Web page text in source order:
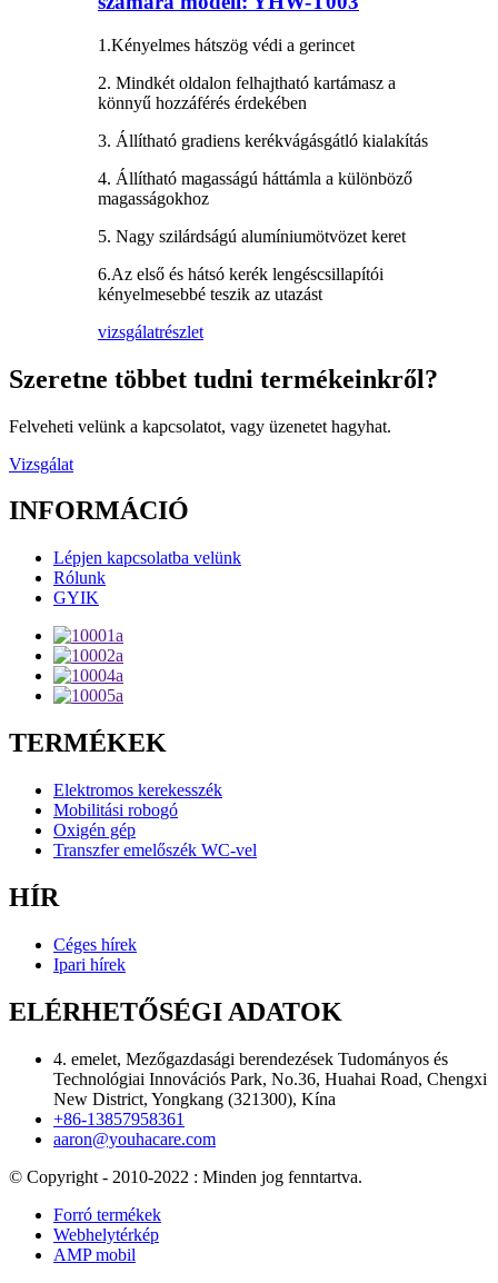
1.Kényelmes hátszög védi a gerincet
2. Mindkét oldalon felhajtható kartámasz a
könnyű hozzáférés érdekében
3. Állítható gradiens kerékvágásgátló kialakítás
4. Állítható magasságú háttámla a különböző
magasságokhoz
5. Nagy szilárdságú alumíniumötvözet keret
6.Az első és hátsó kerék lengéscsillapítói
kényelmesebbé teszik az utazást
vizsgálatrészlet
Szeretne többet tudni termékeinkről?
Felveheti velünk a kapcsolatot, vagy üzenetet hagyhat.
Vizsgálat
INFORMÁCIÓ
Lépjen kapcsolatba velünk
Rólunk
GYIK
TERMÉKEK
Elektromos kerekesszék
Mobilitási robogó
Oxigén gép
Transzfer emelőszék WC-vel
HÍR
Céges hírek
Ipari hírek
ELÉRHETŐSÉGI ADATOK
4. emelet, Mezőgazdasági berendezések Tudományos és
Technológiai Innovációs Park, No.36, Huahai Road, Chengxi
New District, Yongkang (321300), Kína
+86-13857958361
aaron@youhacare.com
© Copyright - 2010-2022 : Minden jog fenntartva.
Forró termékek
Webhelytérkép
AMP mobil